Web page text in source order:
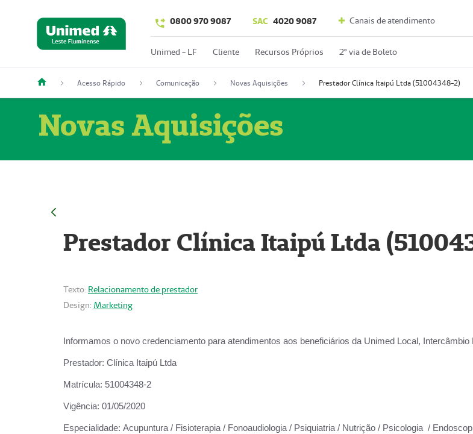
0800 970 9087 SAC 4020 9087 Canais de atendimento
Unimed - LF Cliente Recursos Próprios 2º via de Boleto
Acesso Rápido Comunicação Novas Aquisições Prestador Clínica Itaipú Ltda (51004348-2)
Novas Aquisições
Prestador Clínica Itaipú Ltda
Texto: Relacionamento de prestador
Design: Marketing
Informamos o novo credenciamento para atendimentos aos beneficiários da Unimed Local, Intercâmbio
Prestador: Clínica Itaipú Ltda
Matrícula: 51004348-2
Vigência: 01/05/2020
Especialidade: Acupuntura / Fisioterapia / Fonoaudiologia / Psiquiatria / Nutrição / Psicologia /